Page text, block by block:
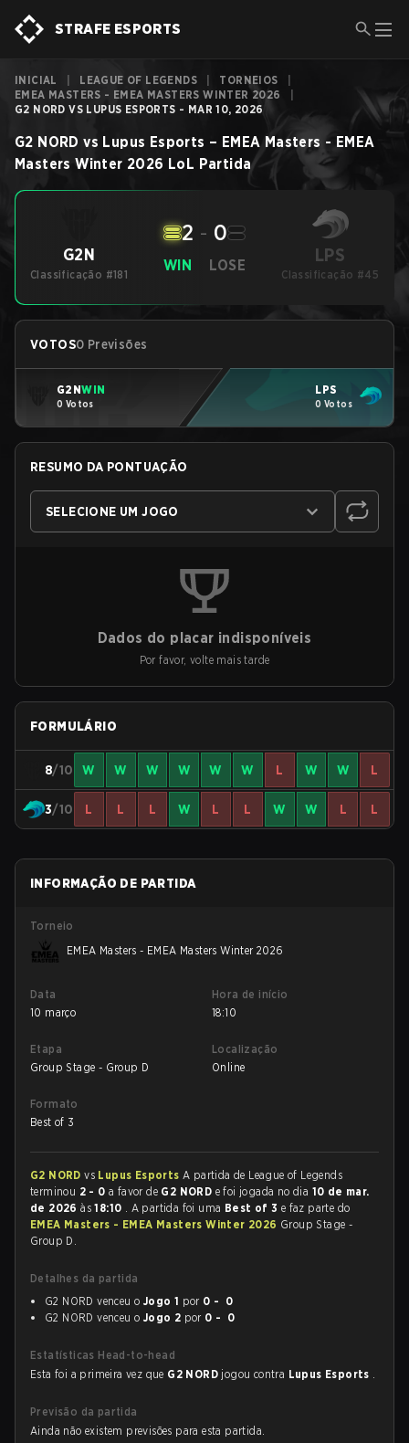
STRAFE ESPORTS
INICIAL LEAGUE OF LEGENDS TORNEIOS
EMEA MASTERS - EMEA MASTERS WINTER 2026
G2 NORD VS LUPUS ESPORTS - MAR 10, 2026
G2 NORD vs Lupus Esports – EMEA Masters - EMEA
Masters Winter 2026 LoL Partida
G2N
Classificação #181
WIN
2 - 0
LOSE LPS
Classificação #45
VOTOS0 Previsões
G2NWIN
0 Votos
LPS
0 Votos
RESUMO DA PONTUAÇÃO
SELECIONE UM JOGO
Dados do placar indisponíveis
Por favor, volte mais tarde
FORMULÁRIO
8/10 W W W W W W L W W L
3/10 L L L W L L W W L L
INFORMAÇÃO DE PARTIDA
Torneio
EMEA Masters - EMEA Masters Winter 2026
Data
10 março
Hora de início
18:10
Etapa
Group Stage - Group D
Localização
Online
Formato
Best of 3
G2 NORDvs Lupus EsportsA partida de League of Legends
terminou 2 - 0 a favor de G2 NORD e foi jogada no dia 10 de mar.
de 2026às18:10 . A partida foi uma Best of 3 e faz parte do
EMEA Masters - EMEA Masters Winter 2026 Group Stage -
Group D.
Detalhes da partida
G2 NORD venceu o Jogo 1 por 0 - 0
G2 NORD venceu o Jogo 2 por 0 - 0
Estatísticas Head-to-head
Esta foi a primeira vez que G2 NORD jogou contra Lupus Esports .
Previsão da partida
Ainda não existem previsões para esta partida.